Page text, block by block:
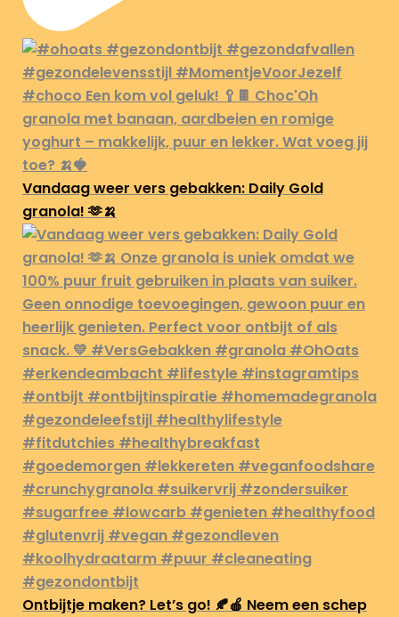
Vandaag weer vers gebakken: Daily Gold
granola! 🫶🍌
Ontbijtje maken? Let’s go! 🍂🍎 Neem een schep